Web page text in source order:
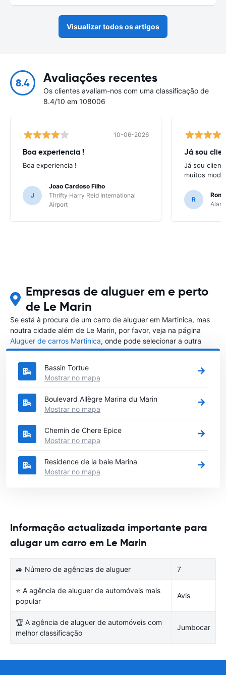
Visualizar todos os artigos
8.4 Avaliações recentes
Os clientes avaliam-nos com uma classificação de
8.4/10 em 108006
10-06-2026
Boa experiencia !
Boa experiencia !
J
Joao Cardoso Filho
Thrifty Harry Reid International
Airport
Já sou
Já sou
muitos
R
Empresas de aluguer em e perto
de Le Marin
Se está à procura de um carro de aluguer em Martinica, mas
noutra cidade além de Le Marin, por favor, veja na página
Aluguer de carros Martinica, onde pode selecionar a outra
cidade em Martinica que gostaria de alugar um carro
Bassin Tortue
Mostrar no mapa
Boulevard Allègre Marina du Marin
Mostrar no mapa
Chemin de Chere Epice
Mostrar no mapa
Residence de la baie Marina
Mostrar no mapa
Informação actualizada importante para
alugar um carro em Le Marin
🚙 Número de agências de aluguer 7
⭐ A agência de aluguer de automóveis mais
popular
Avis
🏆 A agência de aluguer de automóveis com
melhor classificação
Jumbocar